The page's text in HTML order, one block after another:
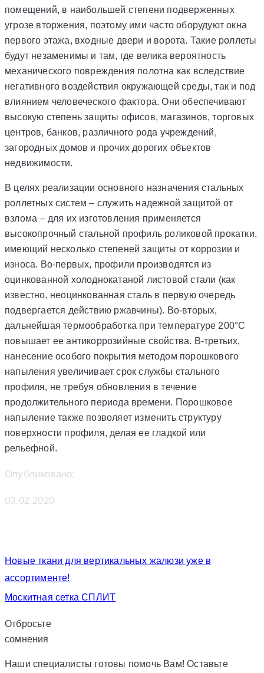
помещений, в наибольшей степени подверженных
угрозе вторжения, поэтому ими часто оборудуют окна
первого этажа, входные двери и ворота. Такие роллеты
будут незаменимы и там, где велика вероятность
механического повреждения полотна как вследствие
негативного воздействия окружающей среды, так и под
влиянием человеческого фактора. Они обеспечивают
высокую степень защиты офисов, магазинов, торговых
центров, банков, различного рода учреждений,
загородных домов и прочих дорогих объектов
недвижимости.
В целях реализации основного назначения стальных
роллетных систем – служить надежной защитой от
взлома – для их изготовления применяется
высокопрочный стальной профиль роликовой прокатки,
имеющий несколько степеней защиты от коррозии и
износа. Во-первых, профили производятся из
оцинкованной холоднокатаной листовой стали (как
известно, неоцинкованная сталь в первую очередь
подвергается действию ржавчины). Во-вторых,
дальнейшая термообработка при температуре 200°C
повышает ее антикоррозийные свойства. В-третьих,
нанесение особого покрытия методом порошкового
напыления увеличивает срок службы стального
профиля, не требуя обновления в течение
продолжительного периода времени. Порошковое
напыление также позволяет изменить структуру
поверхности профиля, делая ее гладкой или
рельефной.
Опубликовано:
03.02.2020
Новые ткани для вертикальных жалюзи уже в
ассортименте!
Москитная сетка СПЛИТ
Отбросьте
сомнения
Наши специалисты готовы помочь Вам! Оставьте